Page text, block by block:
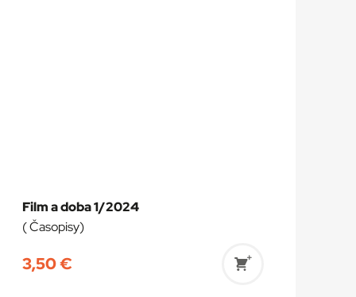
Film a doba 1/2024
( Časopisy)
3,50€
Pridať